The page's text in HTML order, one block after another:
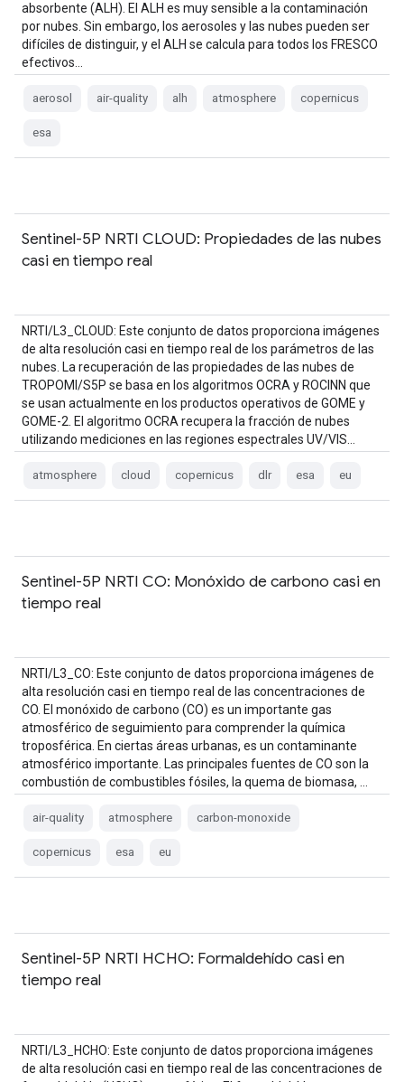
absorbente (ALH). El ALH es muy sensible a la contaminación
por nubes. Sin embargo, los aerosoles y las nubes pueden ser
difíciles de distinguir, y el ALH se calcula para todos los FRESCO
efectivos…
aerosol air-quality alh atmosphere copernicus
esa
Sentinel-5P NRTI CLOUD: Propiedades de las nubes
casi en tiempo real
NRTI/L3_CLOUD: Este conjunto de datos proporciona imágenes
de alta resolución casi en tiempo real de los parámetros de las
nubes. La recuperación de las propiedades de las nubes de
TROPOMI/S5P se basa en los algoritmos OCRA y ROCINN que
se usan actualmente en los productos operativos de GOME y
GOME-2. El algoritmo OCRA recupera la fracción de nubes
utilizando mediciones en las regiones espectrales UV/VIS…
atmosphere cloud copernicus dlr esa eu
Sentinel-5P NRTI CO: Monóxido de carbono casi en
tiempo real
NRTI/L3_CO: Este conjunto de datos proporciona imágenes de
alta resolución casi en tiempo real de las concentraciones de
CO. El monóxido de carbono (CO) es un importante gas
atmosférico de seguimiento para comprender la química
troposférica. En ciertas áreas urbanas, es un contaminante
atmosférico importante. Las principales fuentes de CO son la
combustión de combustibles fósiles, la quema de biomasa, …
air-quality atmosphere carbon-monoxide
copernicus esa eu
Sentinel-5P NRTI HCHO: Formaldehído casi en
tiempo real
NRTI/L3_HCHO: Este conjunto de datos proporciona imágenes
de alta resolución casi en tiempo real de las concentraciones de